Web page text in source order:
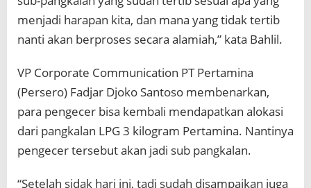
menjadi harapan kita, dan mana yang tidak tertib
nanti akan berproses secara alamiah,” kata Bahlil.
VP Corporate Communication PT Pertamina
(Persero) Fadjar Djoko Santoso membenarkan,
para pengecer bisa kembali mendapatkan alokasi
dari pangkalan LPG 3 kilogram Pertamina. Nantinya
pengecer tersebut akan jadi sub pangkalan.
“Setelah sidak hari ini, tadi sudah disampaikan juga